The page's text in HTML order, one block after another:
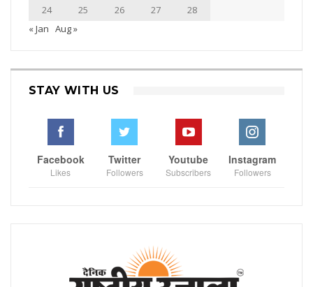
24
25 26 27
28
« Jan Aug »
STAY WITH US
Facebook
Likes
Twitter
Followers
Youtube
Subscribers
Instagram
Followers